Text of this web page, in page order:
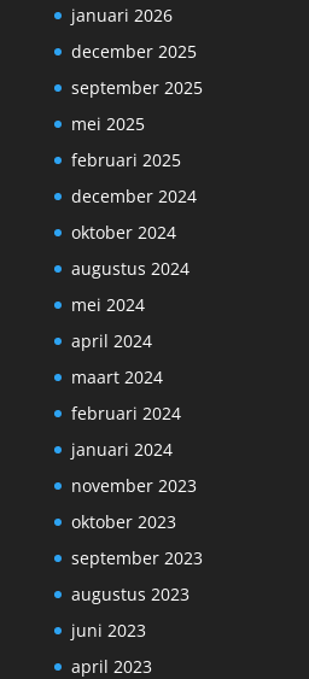
januari 2026
december 2025
september 2025
mei 2025
februari 2025
december 2024
oktober 2024
augustus 2024
mei 2024
april 2024
maart 2024
februari 2024
januari 2024
november 2023
oktober 2023
september 2023
augustus 2023
juni 2023
april 2023